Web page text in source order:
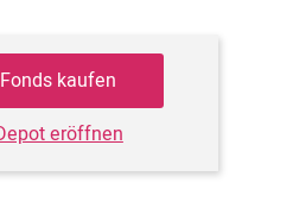
Fonds kaufen
eröffnen